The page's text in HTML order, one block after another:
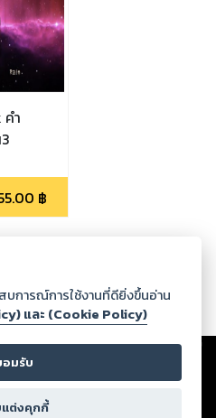
คำ
฿
- สตอรี่ล็อกขอสงวนสิทธิ์ไม่รับผิดชอบ
บไซต์และปรากฏว่าละเมิดสิทธิใน
ต่อกฎหมายและศีลธรรม ดังนั้น ผู้อ่าน
รองด้วยตนเอง และหากท่านพบว่าส่วน
บการณ์การใช้งานที่ดียิ่งขึ้นอ่าน
และ (Cookie Policy)
อมรับ
ต่งคุกกี้